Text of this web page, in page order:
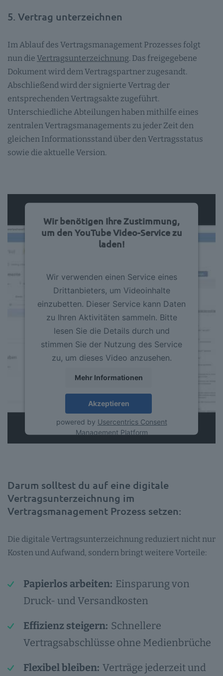
5. Vertrag unterzeichnen
Im Ablauf des Vertragsmanagement Prozesses folgt
nun die Vertragsunterzeichnung. Das freigegebene
Dokument wird dem Vertragspartner zugesandt.
Abschließend wird der signierte Vertrag der
entsprechenden Vertragsakte zugeführt.
Unterschiedliche Abteilungen haben mithilfe eines
zentralen Vertragsmanagements zu jeder Zeit den
gleichen Informationsstand über den Vertragsstatus
sowie die aktuelle Version.
Wir benötigen Ihre Zustimmung,
um den YouTube Video-Service zu
laden!
Wir verwenden einen Service eines
Drittanbieters, um Videoinhalte
einzubetten. Dieser Service kann Daten
zu Ihren Aktivitäten sammeln. Bitte
lesen Sie die Details durch und
stimmen Sie der Nutzung des Service
zu, um dieses Video anzusehen.
Mehr Informationen
Akzeptieren
powered by Usercentrics Consent
Management Platform
Darum solltest du auf eine digitale
Vertragsunterzeichnung im
Vertragsmanagement Prozess setzen:
Die digitale Vertragsunterzeichnung reduziert nicht nur
Kosten und Aufwand, sondern bringt weitere Vorteile:
Papierlos arbeiten: Einsparung von
Druck- und Versandkosten
Effizienz steigern: Schnellere
Vertragsabschlüsse ohne Medienbrüche
Flexibel bleiben: Verträge jederzeit und